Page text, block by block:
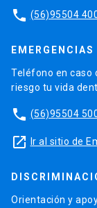
phone (56)95504
EMERGENCIAS
Teléfono en caso
riesgo tu vida
phone (56)95504
launch Ir al sitio de
Orientación y